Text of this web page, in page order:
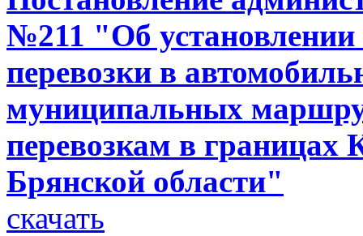
№211 "Об установлении
перевозки в
муниципальных
перевозкам в границах
Брянской области"
скачать